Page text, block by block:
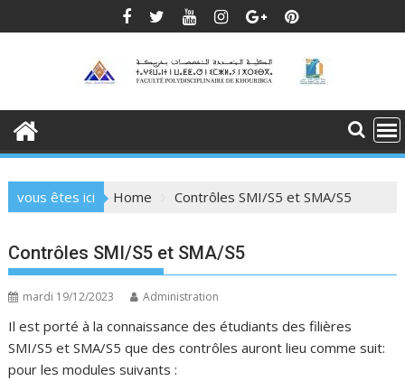
to
vous êtes ici Home Contrôles SMI/S5 et SMA/S5
Contrôles SMI/S5 et SMA/S5
mardi 19/12/2023 Administration
Il est porté à la connaissance des étudiants des filières
SMI/S5 et SMA/S5 que des contrôles auront lieu comme suit:
pour les modules suivants :